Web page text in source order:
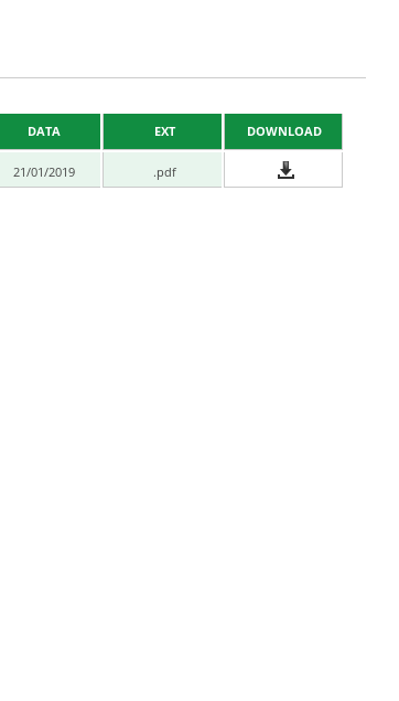
DATA EXT DOWNLOAD
21/01/2019 .pdf